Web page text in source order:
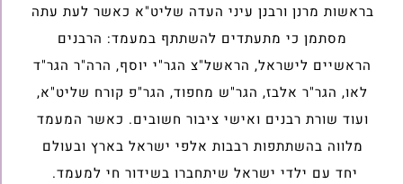
בראשות מרנן ורבנן עיני העדה שליט"א כאשר לעת עתה
מסתמן כי מתעתדים להשתתף במעמד: הרבנים
הראשיים לישראל, הראשל"צ הגר"י יוסף, הרה"ר הגר"ד
לאו, הגר"ר אלבז, הגר"ש מחפוד, הגר"פ קורח שליט"א,
ועוד שורת רבנים ואישי ציבור חשובים. כאשר המעמד
מלווה בהשתתפות רבבות אלפי ישראל בארץ ובעולם
יחד עם ילדי ישראל שיתחברו בשידור חי למעמד.